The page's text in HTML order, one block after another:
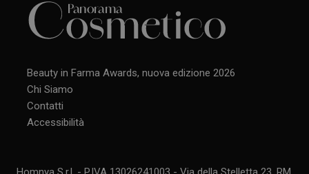
Beauty in Farma Awards, nuova edizione 2026
Chi Siamo
Contatti
Accessibilità